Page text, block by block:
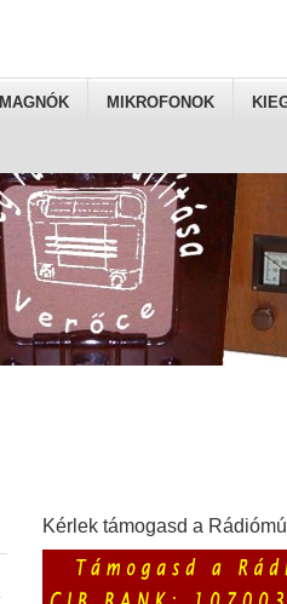
MAGNÓK MIKROFONOK
Kérlek támogasd a